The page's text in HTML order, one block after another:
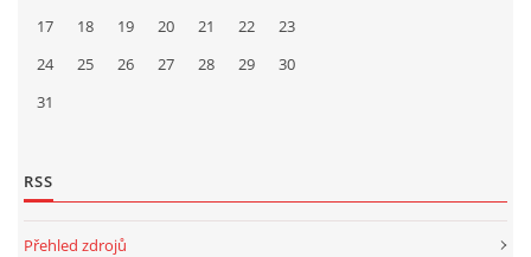
17
18 19 20 21 22
23
24
25 26 27 28 29
30
31
RSS
Přehled zdrojů